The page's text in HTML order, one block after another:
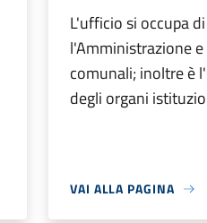
L'ufficio si occupa
l'Amministrazione
comunali; inoltre è
degli organi
VAI ALLA PAGINA